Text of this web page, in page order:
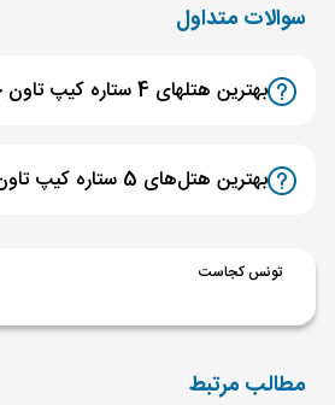
سوالات متداول
بهترین هتل‎های 4 ستاره کیپ تاون چه هستند؟
بهترین هتل‌های 5 ستاره کیپ تاون چه هستند؟
تونس کجاست
مطالب مرتبط